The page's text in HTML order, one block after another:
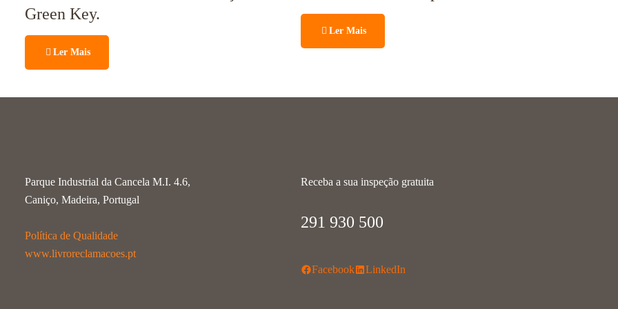
Green Key.
Ler Mais
Ler Mais
Parque Industrial da Cancela M.I. 4.6,
Caniço, Madeira, Portugal
Política de Qualidade
www.livroreclamacoes.pt
Receba a sua inspeção gratuita
291 930 500
Facebook LinkedIn